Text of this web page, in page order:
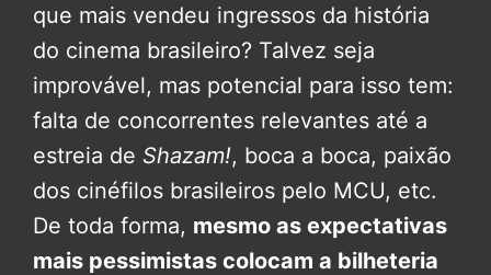
que mais vendeu ingressos da história
do cinema brasileiro? Talvez seja
improvável, mas potencial para isso tem:
falta de concorrentes relevantes até a
estreia de Shazam!, boca a boca, paixão
dos cinéfilos brasileiros pelo MCU, etc.
De toda forma, mesmo as expectativas
mais pessimistas colocam a bilheteria